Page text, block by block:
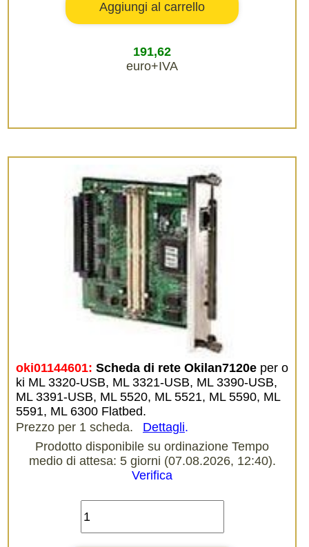
191,62
euro+IVA
oki01144601: Scheda di rete Okilan7120e per o
ki ML 3320-USB, ML 3321-USB, ML 3390-USB,
ML 3391-USB, ML 5520, ML 5521, ML 5590, ML
5591, ML 6300 Flatbed.
Prezzo per 1 scheda.
Dettagli.
Prodotto disponibile su ordinazione Tempo
medio di attesa: 5 giorni (07.08.2026, 12:40).
Verifica